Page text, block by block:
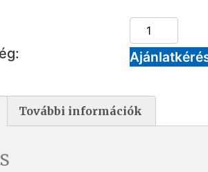
További információk